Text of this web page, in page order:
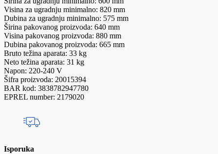
Visina za ugradnju minimalno: 820 mm
Dubina za ugradnju minimalno: 575 mm
Širina pakovanog proizvoda: 640 mm
Visina pakovanog proizvoda: 880 mm
Dubina pakovanog proizvoda: 665 mm
Bruto težina aparata: 33 kg
Neto težina aparata: 31 kg
Napon: 220-240 V
Šifra proizvoda: 20015394
BAR kod: 3838782947780
EPREL number: 2179020
Isporuka